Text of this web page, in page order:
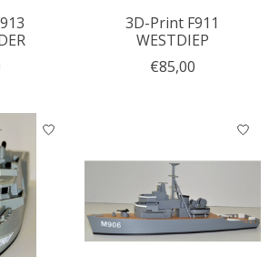
3D-Print F911
WESTDIEP
€85,00